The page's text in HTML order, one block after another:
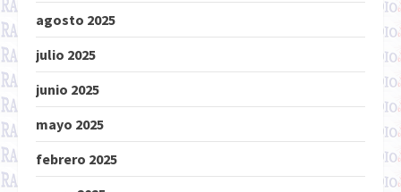
agosto 2025
julio 2025
junio 2025
mayo 2025
febrero 2025